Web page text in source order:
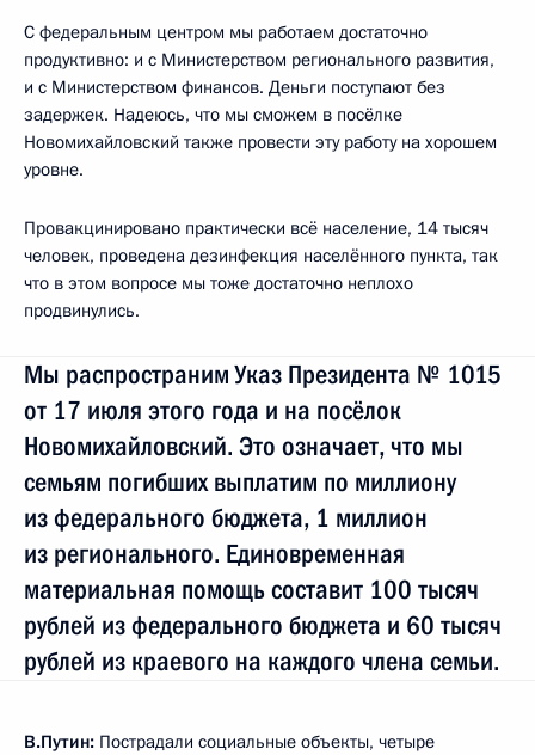
С федеральным центром мы работаем достаточно
продуктивно: и с Министерством регионального развития,
и с Министерством финансов. Деньги поступают без
задержек. Надеюсь, что мы сможем в посёлке
Новомихайловский также провести эту работу на хорошем
уровне.
Провакцинировано практически всё население, 14 тысяч
человек, проведена дезинфекция населённого пункта, так
что в этом вопросе мы тоже достаточно неплохо
продвинулись.
Мы распространим Указ Президента № 1015
от 17 июля этого года и на посёлок
Новомихайловский. Это означает, что мы
семьям погибших выплатим по миллиону
из федерального бюджета, 1 миллион
из регионального. Единовременная
материальная помощь составит 100 тысяч
рублей из федерального бюджета и 60 тысяч
рублей из краевого на каждого члена семьи.
В.Путин: Пострадали социальные объекты, четыре